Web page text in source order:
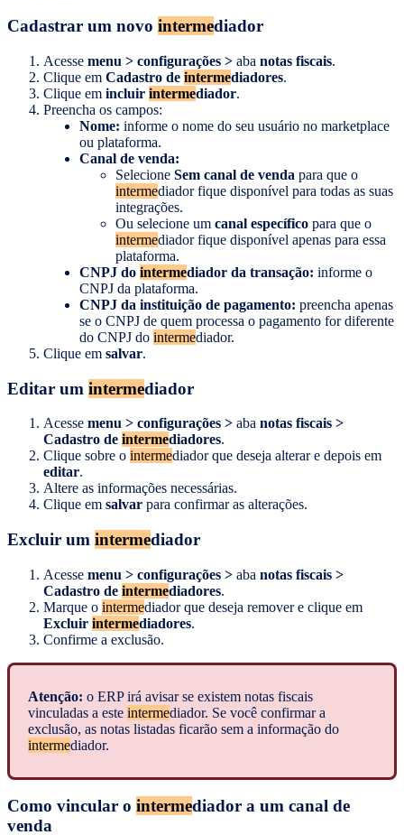
Cadastrar um novo intermediador
Acesse menu > configurações > aba notas fiscais.
Clique em Cadastro de intermediadores.
Clique em incluir intermediador.
Preencha os campos:
Nome: informe o nome do seu usuário no marketplace
ou plataforma.
Canal de venda:
Selecione Sem canal de venda para que o
intermediador fique disponível para todas as suas
integrações.
Ou selecione um canal específico para que o
intermediador fique disponível apenas para essa
plataforma.
CNPJ do intermediador da transação: informe o
CNPJ da plataforma.
CNPJ da instituição de pagamento: preencha apenas
se o CNPJ de quem processa o pagamento for diferente
do CNPJ do intermediador.
Clique em salvar.
Editar um intermediador
Acesse menu > configurações > aba notas fiscais >
Cadastro de intermediadores.
Clique sobre o intermediador que deseja alterar e depois em
editar.
Altere as informações necessárias.
Clique em salvar para confirmar as alterações.
Excluir um intermediador
Acesse menu > configurações > aba notas fiscais >
Cadastro de intermediadores.
Marque o intermediador que deseja remover e clique em
Excluir intermediadores.
Confirme a exclusão.
Atenção: o ERP irá avisar se existem notas fiscais
vinculadas a este intermediador. Se você confirmar a
exclusão, as notas listadas ficarão sem a informação do
intermediador.
Como vincular o intermediador a um canal de
venda